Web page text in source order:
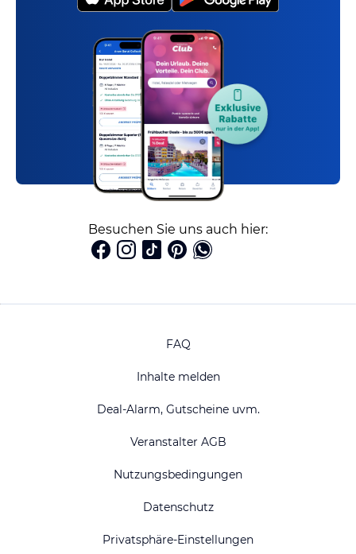
Besuchen Sie uns auch hier:
FAQ
Inhalte melden
Deal-Alarm, Gutscheine uvm.
Veranstalter AGB
Nutzungsbedingungen
Datenschutz
Privatsphäre-Einstellungen